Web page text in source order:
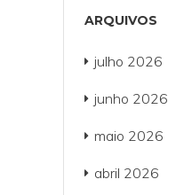
ARQUIVOS
julho 2026
junho 2026
maio 2026
abril 2026